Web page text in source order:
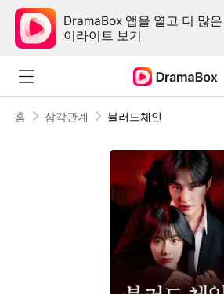
DramaBox 앱을 열고 더 많
이라이트 보기
홈 삼각관계 블러드체인